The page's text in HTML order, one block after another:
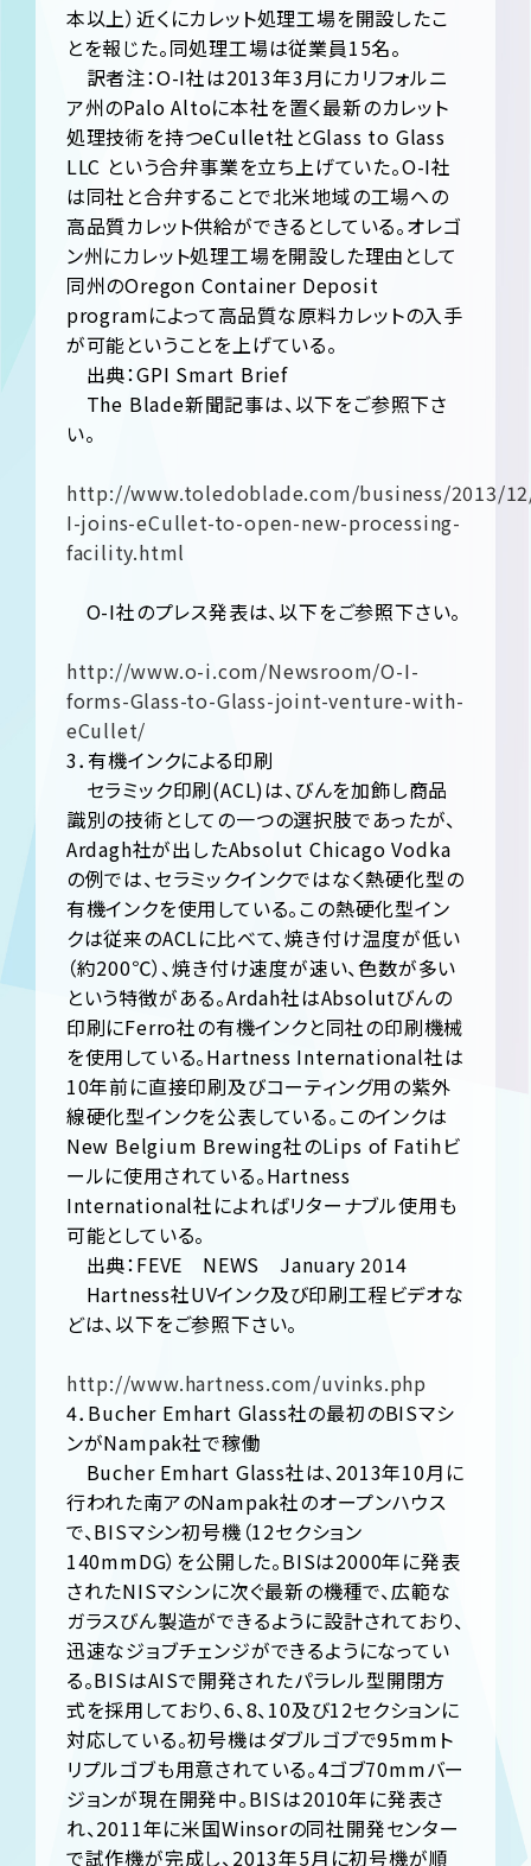
本以上）近くにカレット処理工場を開設したこ
とを報じた。同処理工場は従業員15名。
訳者注：O-I社は2013年3月にカリフォルニ
ア州のPalo Altoに本社を置く最新のカレット
処理技術を持つeCullet社とGlass to Glass
LLC という合弁事業を立ち上げていた。O-I社
は同社と合弁することで北米地域の工場への
高品質カレット供給ができるとしている。オレゴ
ン州にカレット処理工場を開設した理由として
同州のOregon Container Deposit
programによって高品質な原料カレットの入手
が可能ということを上げている。
出典：GPI Smart Brief
The Blade新聞記事は、以下をご参照下さ
い。
http://www.toledoblade.com/business/2013/
I-joins-eCullet-to-open-new-processing-
facility.html
O-I社のプレス発表は、以下をご参照下さい。
http://www.o-i.com/Newsroom/O-I-
forms-Glass-to-Glass-joint-venture-with-
eCullet/
3．有機インクによる印刷
セラミック印刷(ACL)は、びんを加飾し商品
識別の技術としての一つの選択肢であったが、
Ardagh社が出したAbsolut Chicago Vodka
の例では、セラミックインクではなく熱硬化型の
有機インクを使用している。この熱硬化型イン
クは従来のACLに比べて、焼き付け温度が低い
（約200℃）、焼き付け速度が速い、色数が多い
という特徴がある。Ardah社はAbsolutびんの
印刷にFerro社の有機インクと同社の印刷機械
を使用している。Hartness International社は
10年前に直接印刷及びコーティング用の紫外
線硬化型インクを公表している。このインクは
New Belgium Brewing社のLips of Fatihビ
ールに使用されている。Hartness
International社によればリターナブル使用も
可能としている。
出典：FEVE NEWS January 2014
Hartness社UVインク及び印刷工程ビデオな
どは、以下をご参照下さい。
http://www.hartness.com/uvinks.php
4．Bucher Emhart Glass社の最初のBISマシ
ンがNampak社で稼働
Bucher Emhart Glass社は、2013年10月に
行われた南アのNampak社のオープンハウス
で、BISマシン初号機（12セクション
140mmDG）を公開した。BISは2000年に発表
されたNISマシンに次ぐ最新の機種で、広範な
ガラスびん製造ができるように設計されており、
迅速なジョブチェンジができるようになってい
る。BISはAISで開発されたパラレル型開閉方
式を採用しており、6、8、10及び12セクションに
対応している。初号機はダブルゴブで95mmト
リプルゴブも用意されている。4ゴブ70mmバー
ジョンが現在開発中。BISは2010年に発表さ
れ、2011年に米国Winsorの同社開発センター
で試作機が完成し、2013年5月に初号機が順